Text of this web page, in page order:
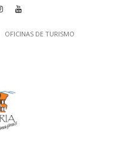
OFICINAS DE TURISMO